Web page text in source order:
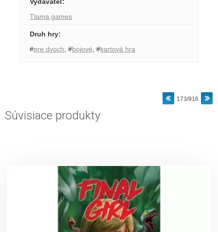
Tlama games
Druh hry:
#pre dvoch #bojové #kartová hra
173/916
Súvisiace produkty